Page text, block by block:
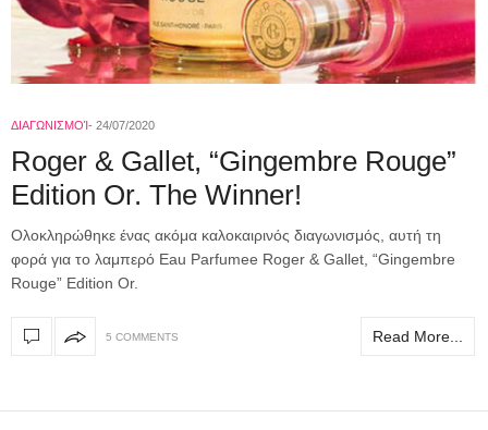
ΔΙΑΓΩΝΙΣΜΟΊ 24/07/2020
Roger & Gallet, “Gingembre Rouge”
Edition Or. The Winner!
Ολοκληρώθηκε ένας ακόμα καλοκαιρινός διαγωνισμός, αυτή τη
φορά για το λαμπερό Eau Parfumee Roger & Gallet, “Gingembre
Rouge” Edition Or.
5 COMMENTS Read More...